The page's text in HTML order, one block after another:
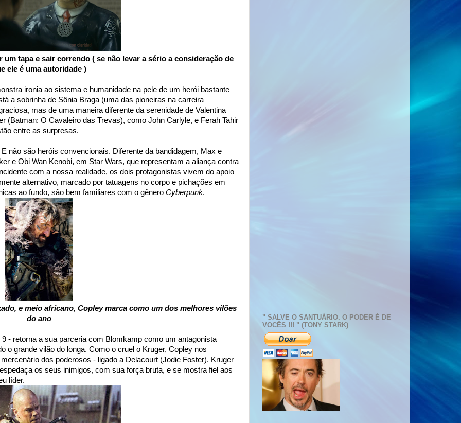
tapa e sair correndo ( se não levar a sério a consideração de
ele é uma autoridade )
ironia ao sistema e humanidade na pele de um herói bastante
a sobrinha de Sônia Braga (uma das pioneiras na carreira
mas de uma maneira diferente da serenidade de Valentina
(Batman: O Cavaleiro das Trevas), como John Carlyle, e Ferah Tahir
entre as surpresas.
não são heróis convencionais. Diferente da bandidagem, Max e
e Obi Wan Kenobi, em Star Wars, que representam a aliança contra
com a nossa realidade, os dois protagonistas vivem do apoio
alternativo, marcado por tatuagens no corpo e pichações em
ao fundo, são bem familiares com o gênero Cyberpunk.
e meio africano, Copley marca como um dos melhores vilões
do ano
- retorna a sua parceria com Blomkamp como um antagonista
o grande vilão do longa. Como o cruel o Kruger, Copley nos
dos poderosos - ligado a Delacourt (Jodie Foster). Kruger
os seus inimigos, com sua força bruta, e se mostra fiel aos
líder.
" SALVE O SANTUÁRIO. O PODER É DE
VOCÊS !!! " (TONY STARK)